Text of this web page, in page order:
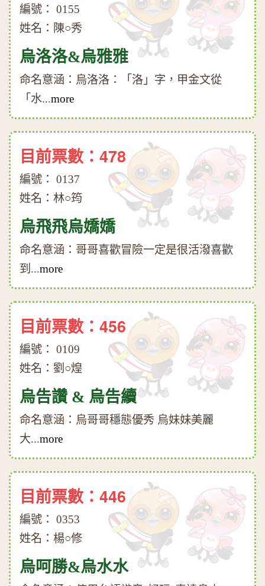
編號： 0155
姓名：陳○秀
烏洛洛&烏雅雅
命名意涵：烏洛洛：「洛」字，甲金文從
「水...more
目前票數：478
編號： 0137
姓名：林○筠
烏飛飛烏嬌嬌
命名意涵：哥哥喜歡冒險一定是很活潑喜歡
到...more
目前票數：456
編號： 0109
姓名：劉○煌
烏告讚 & 烏告續
命名意涵：烏哥哥穩態優秀 烏妹妹美麗
大...more
目前票數：446
編號： 0353
姓名：楊○修
烏呵勝&烏水水